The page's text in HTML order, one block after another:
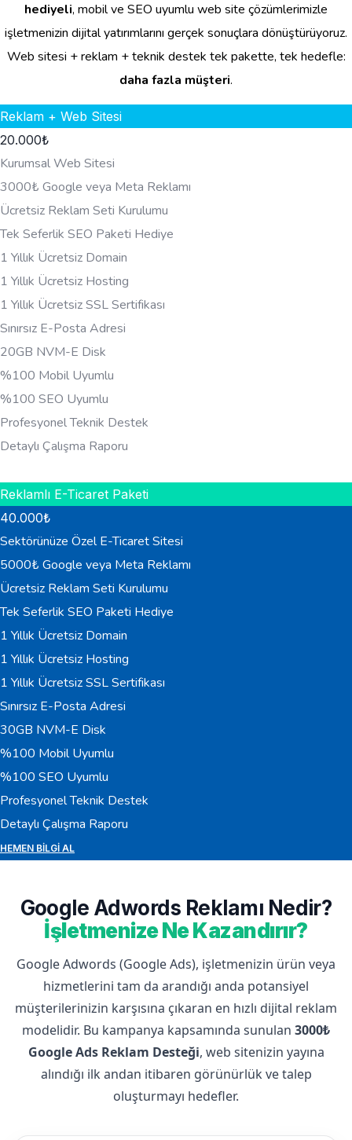
hediyeli, mobil ve SEO uyumlu web site çözümlerimizle
işletmenizin dijital yatırımlarını gerçek sonuçlara dönüştürüyoruz.
Web sitesi + reklam + teknik destek tek pakette, tek hedefle:
daha fazla müşteri.
Reklam + Web Sitesi
20.000₺
Kurumsal Web Sitesi
3000₺ Google veya Meta Reklamı
Ücretsiz Reklam Seti Kurulumu
Tek Seferlik SEO Paketi Hediye
1 Yıllık Ücretsiz Domain
1 Yıllık Ücretsiz Hosting
1 Yıllık Ücretsiz SSL Sertifikası
Sınırsız E-Posta Adresi
20GB NVM-E Disk
%100 Mobil Uyumlu
%100 SEO Uyumlu
Profesyonel Teknik Destek
Detaylı Çalışma Raporu
Reklamlı E-Ticaret Paketi
40.000₺
Sektörünüze Özel E-Ticaret Sitesi
5000₺ Google veya Meta Reklamı
Ücretsiz Reklam Seti Kurulumu
Tek Seferlik SEO Paketi Hediye
1 Yıllık Ücretsiz Domain
1 Yıllık Ücretsiz Hosting
1 Yıllık Ücretsiz SSL Sertifikası
Sınırsız E-Posta Adresi
30GB NVM-E Disk
%100 Mobil Uyumlu
%100 SEO Uyumlu
Profesyonel Teknik Destek
Detaylı Çalışma Raporu
HEMEN BILGI AL
Google Adwords Reklamı Nedir?
İşletmenize Ne Kazandırır?
Google Adwords (Google Ads), işletmenizin ürün veya
hizmetlerini tam da arandığı anda potansiyel
müşterilerinizin karşısına çıkaran en hızlı dijital reklam
modelidir. Bu kampanya kapsamında sunulan 3000₺
Google Ads Reklam Desteği, web sitenizin yayına
alındığı ilk andan itibaren görünürlük ve talep
oluşturmayı hedefler.